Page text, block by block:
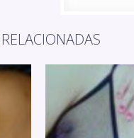
RELACIONADAS